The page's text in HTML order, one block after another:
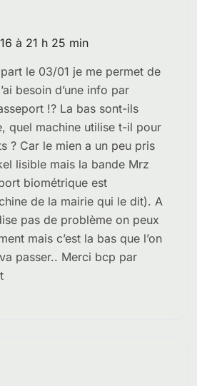
à 21 h 25 min
le 03/01 je me permet de
besoin d’une info par
!? La bas sont-ils
quel machine utilise t-il pour
? Car le mien a un peu pris
lisible mais la bande Mrz
biométrique est
de la mairie qui le dit). A
pas de problème on peux
mais c’est la bas que l’on
passer.. Merci bcp par